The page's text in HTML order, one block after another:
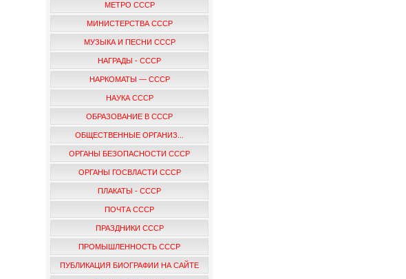
МЕТРО СССР
МИНИСТЕРСТВА СССР
МУЗЫКА И ПЕСНИ СССР
НАГРАДЫ - СССР
НАРКОМАТЫ — СССР
НАУКА СССР
ОБРАЗОВАНИЕ В СССР
ОБЩЕСТВЕННЫЕ ОРГАНИЗ...
ОРГАНЫ БЕЗОПАСНОСТИ СССР
ОРГАНЫ ГОСВЛАСТИ СССР
ПЛАКАТЫ - СССР
ПОЧТА СССР
ПРАЗДНИКИ СССР
ПРОМЫШЛЕННОСТЬ СССР
ПУБЛИКАЦИЯ БИОГРАФИИ НА САЙТЕ